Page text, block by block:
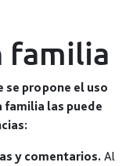
familia
se propone el uso
familia las puede
y comentarios. Al